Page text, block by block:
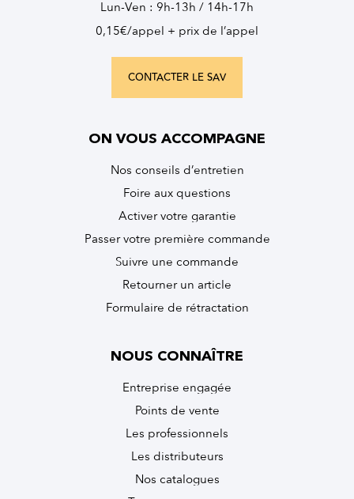
Lun-Ven : 9h-13h / 14h-17h
0,15€/appel + prix de l’appel
CONTACTER LE SAV
ON VOUS ACCOMPAGNE
Nos conseils d’entretien
Foire aux questions
Activer votre garantie
Passer votre première commande
Suivre une commande
Retourner un article
Formulaire de rétractation
NOUS CONNAÎTRE
Entreprise engagée
Points de vente
Les professionnels
Les distributeurs
Nos catalogues